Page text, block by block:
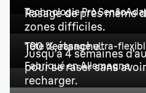
Technologie Pro
Rasage de près même
zones difficiles.
Tête de rasage ultra-
100 % étanche.
Fabriqué en Allemagne
Jusqu’à 4 semaines
pour se raser sans
recharger.